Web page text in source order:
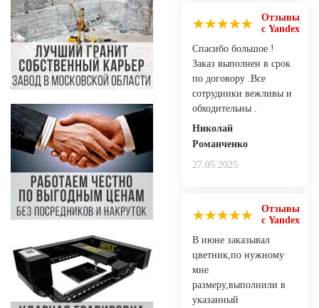
Отзывы
с Yandex
Спасибо большое !
Заказ выполнен в срок
по договору .Все
сотрудники вежливы и
обходительны .
Николай
Романченко
27.05.2025
Отзывы
с Yandex
В июне заказывал
цветник,по нужному
мне
размеру,выполнили в
указанный